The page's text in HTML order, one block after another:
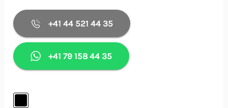
+41 44 521 44 35
+41 79 158 44 35